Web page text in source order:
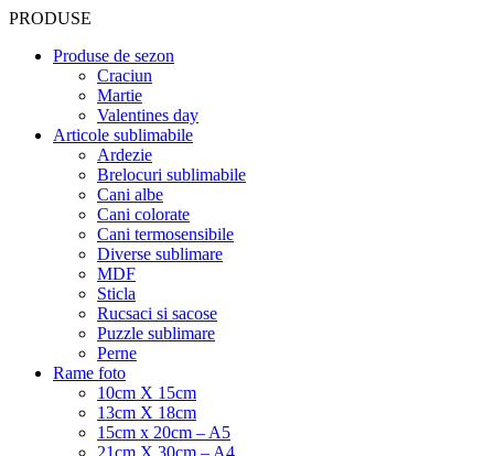
PRODUSE
Produse de sezon
Craciun
Martie
Valentines day
Articole sublimabile
Ardezie
Brelocuri sublimabile
Cani albe
Cani colorate
Cani termosensibile
Diverse sublimare
MDF
Sticla
Rucsaci si sacose
Puzzle sublimare
Perne
Rame foto
10cm X 15cm
13cm X 18cm
15cm x 20cm – A5
21cm X 30cm – A4